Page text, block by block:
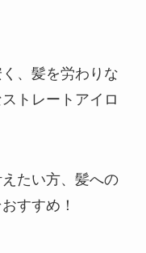
、髪を労わりな
トレートアイロ
たい方、髪への
すすめ！